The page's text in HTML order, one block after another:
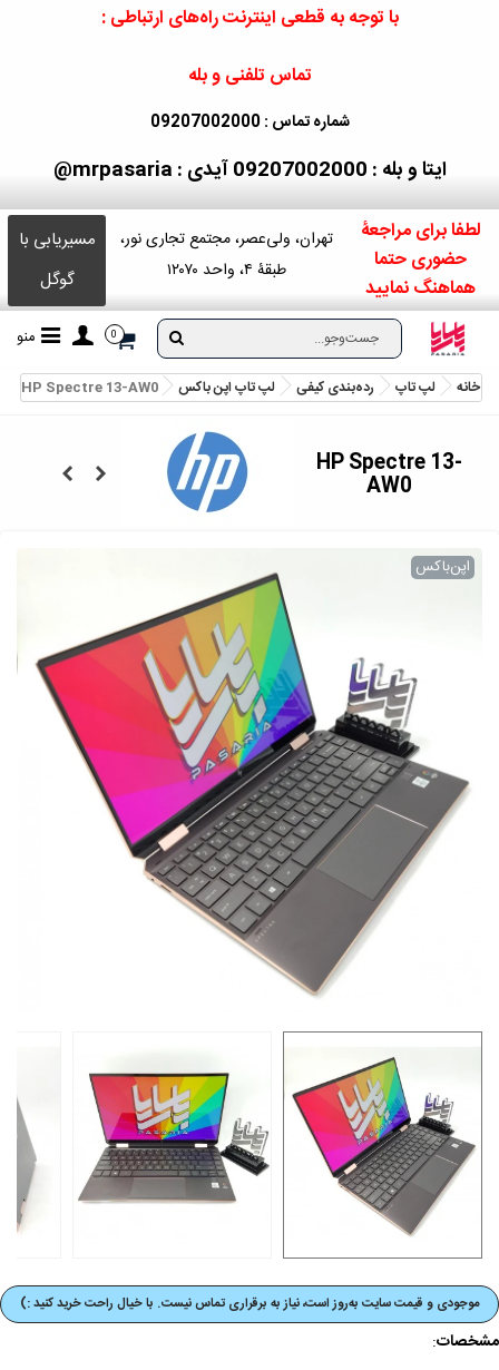
با توجه به قطعی اینترنت راه‌های ارتباطی :
تماس تلفنی و بله
شماره تماس : 09207002000
ایتا و بله : 09207002000 آیدی : mrpasaria@
لطفا برای مراجعۀ
حضوری حتما
هماهنگ نمایید
تهران، ولی‌عصر، مجتمع تجاری نور،
طبقۀ ۴، واحد ۱۲۰۷۰
مسیریابی با
گوگل
0 منو
خانه لپ تاپ رده‌بندی کیفی لپ تاپ اپن باکس HP Spectre 13-AW0
HP Spectre 13-
AW0
اپن‌باکس
موجودی و قیمت‌ سایت به‌روز است، نیاز به برقراری تماس نیست. با خیال راحت خرید کنید :)
مشخصات: